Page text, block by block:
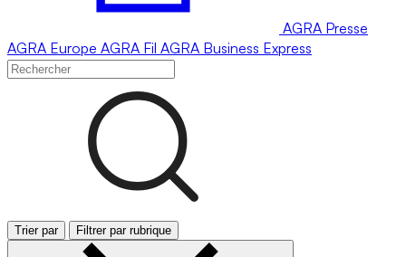
AGRA Presse
AGRA Europe AGRA Fil AGRA Business Express
Trier par Filtrer par rubrique